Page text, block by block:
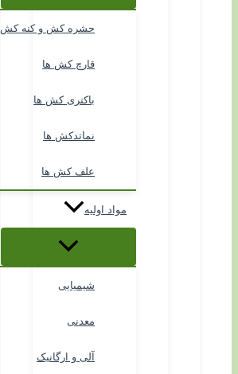
حشره کش و کنه کش
قارچ کش ها
باکتری کش ها
نماتدکش ها
علف کش ها
مواد اولیه
شیمیایی
معدنی
آلی و ارگانیک